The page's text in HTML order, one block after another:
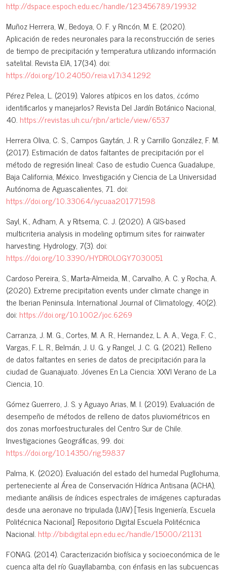
http://dspace.espoch.edu.ec/handle/123456789/19932
Muñoz Herrera, W., Bedoya, O. F. y Rincón, M. E. (2020).
Aplicación de redes neuronales para la reconstrucción de series
de tiempo de precipitación y temperatura utilizando información
satelital. Revista EIA, 17(34). doi:
https://doi.org/10.24050/reia.v17i34.1292
Pérez Pelea, L. (2019). Valores atípicos en los datos, ¿cómo
identificarlos y manejarlos? Revista Del Jardín Botánico Nacional,
40. https://revistas.uh.cu/rjbn/article/view/6537
Herrera Oliva, C. S., Campos Gaytán, J. R. y Carrillo González, F. M.
(2017). Estimación de datos faltantes de precipitación por el
método de regresión lineal: Caso de estudio Cuenca Guadalupe,
Baja California, México. Investigación y Ciencia de La Universidad
Autónoma de Aguascalientes, 71. doi:
https://doi.org/10.33064/iycuaa201771598
Sayl, K., Adham, A. y Ritsema, C. J. (2020). A GIS-based
multicriteria analysis in modeling optimum sites for rainwater
harvesting. Hydrology, 7(3). doi:
https://doi.org/10.3390/HYDROLOGY7030051
Cardoso Pereira, S., Marta-Almeida, M., Carvalho, A. C. y Rocha, A.
(2020). Extreme precipitation events under climate change in
the Iberian Peninsula. International Journal of Climatology, 40(2).
doi: https://doi.org/10.1002/joc.6269
Carranza, J. M. G., Cortes, M. A. R., Hernandez, L. A. A., Vega, F. C.,
Vargas, F. L. R., Belmán, J. U. G. y Rangel, J. C. G. (2021). Relleno
de datos faltantes en series de datos de precipitación para la
ciudad de Guanajuato. Jóvenes En La Ciencia: XXVI Verano de La
Ciencia, 10.
Gómez Guerrero, J. S. y Aguayo Arias, M. I. (2019). Evaluación de
desempeño de métodos de relleno de datos pluviométricos en
dos zonas morfoestructurales del Centro Sur de Chile.
Investigaciones Geográficas, 99. doi:
https://doi.org/10.14350/rig.59837
Palma, K. (2020). Evaluación del estado del humedal Pugllohuma,
perteneciente al Área de Conservación Hídrica Antisana (ACHA),
mediante análisis de índices espectrales de imágenes capturadas
desde una aeronave no tripulada (UAV) [Tesis Ingeniería, Escuela
Politécnica Nacional]. Repositorio Digital Escuela Politécnica
Nacional. http://bibdigital.epn.edu.ec/handle/15000/21131
FONAG. (2014). Caracterización biofísica y socioeconómica de le
cuenca alta del río Guayllabamba, con énfasis en las subcuencas